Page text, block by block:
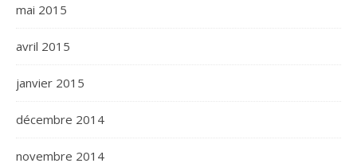
mai 2015
avril 2015
janvier 2015
décembre 2014
novembre 2014